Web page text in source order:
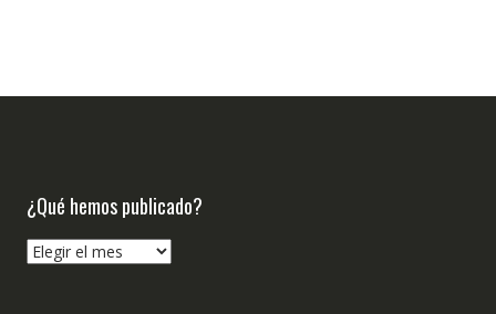
¿Qué hemos publicado?
¿Qué